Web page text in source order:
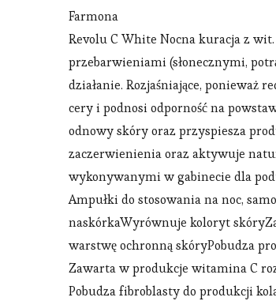
Farmona
Revolu C White Nocna kuracja z
przebarwieniami (słonecznymi,
działanie. Rozjaśniające,
cery i podnosi odporność na
odnowy skóry oraz przyspiesza
zaczerwienienia oraz aktywuje
wykonywanymi w gabinecie dla
Ampułki do stosowania na noc,
naskórkaWyrównuje koloryt
warstwę ochronną skóryPobudza
Zawarta w produkcje witamina C
Pobudza fibroblasty do produkcji